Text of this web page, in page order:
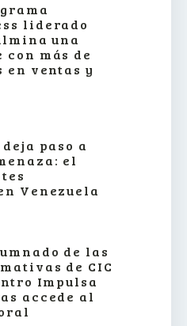
liderado
una
más de
en ventas y
paso a
el
Venezuela
de las
de CIC
Impulsa
accede al